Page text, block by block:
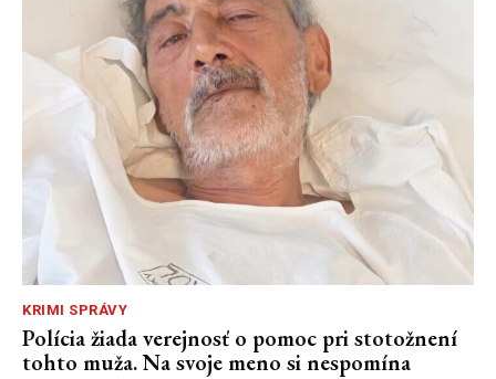
KRIMI SPRÁVY
Polícia žiada verejnosť o pomoc pri stotožnení
tohto muža. Na svoje meno si nespomína